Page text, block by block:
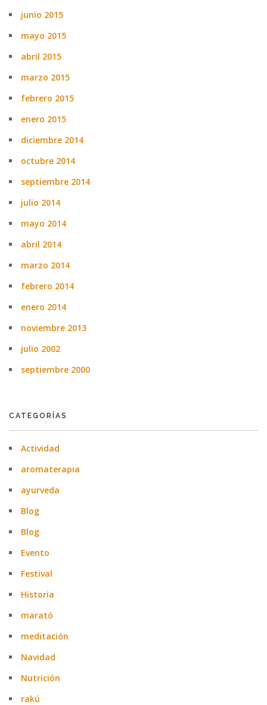
junio 2015
mayo 2015
abril 2015
marzo 2015
febrero 2015
enero 2015
diciembre 2014
octubre 2014
septiembre 2014
julio 2014
mayo 2014
abril 2014
marzo 2014
febrero 2014
enero 2014
noviembre 2013
julio 2002
septiembre 2000
CATEGORÍAS
Actividad
aromaterapia
ayurveda
Blog
Blog
Evento
Festival
Historia
marató
meditación
Navidad
Nutrición
rakú